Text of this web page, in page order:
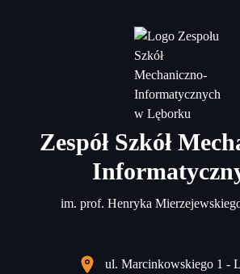
Zespół Szkół
im. prof. Henryka
ul. Marcinkowskiego 1 -